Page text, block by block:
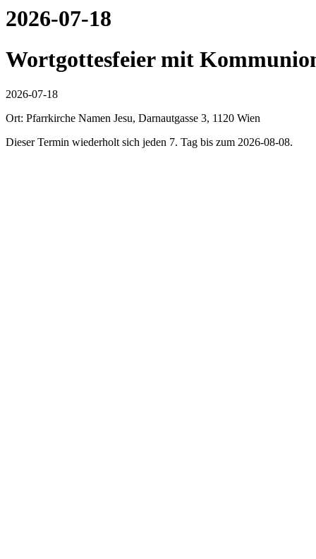
2026-07-18
Wortgottesfeier mit
2026-07-18
Ort: Pfarrkirche Namen Jesu, Darnautgasse 3, 1120 Wien
Dieser Termin wiederholt sich jeden 7. Tag bis zum 2026-08-08.